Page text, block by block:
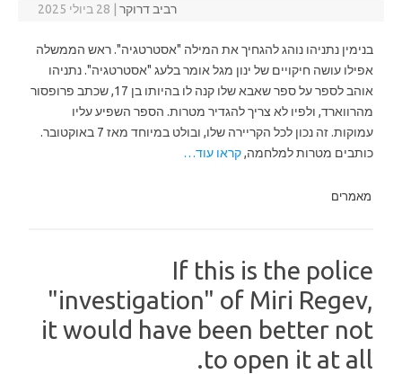
רביב דרוקר 28 ביולי 2025
בנימין נתניהו נוהג להגחיך את המילה "אסטרטגיה". ראש הממשלה
אפילו עושה חיקויים של ינון מגל אומר בלעג "אסטרטגיה". נתניהו
אוהב לספר על ספר שאבא שלו קנה לו בהיותו בן 17, שכתב פרופסור
מהרווארד, ולפיו לא צריך להגדיר מטרות. הספר השפיע עליו
עמוקות. זה נכון לכל הקריירה שלו, ובולט במיוחד מאז 7 באוקטובר.
כותבים מטרות למלחמה,קראו עוד…
מאמרים
If this is the police
"investigation" of Miri Regev,
it would have been better not
to open it at all.